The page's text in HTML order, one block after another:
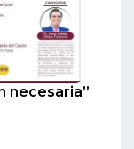
necesaria”